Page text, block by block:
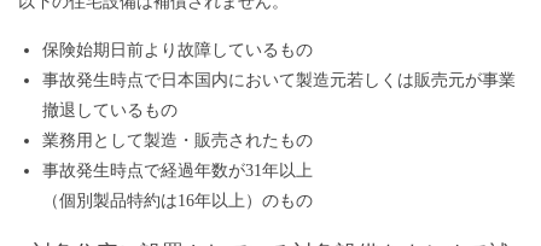
保険始期日前より故障しているもの
事故発生時点で日本国内において製造元若しくは販売元が事業
撤退しているもの
業務用として製造・販売されたもの
事故発生時点で経過年数が31年以上
（個別製品特約は16年以上）のもの